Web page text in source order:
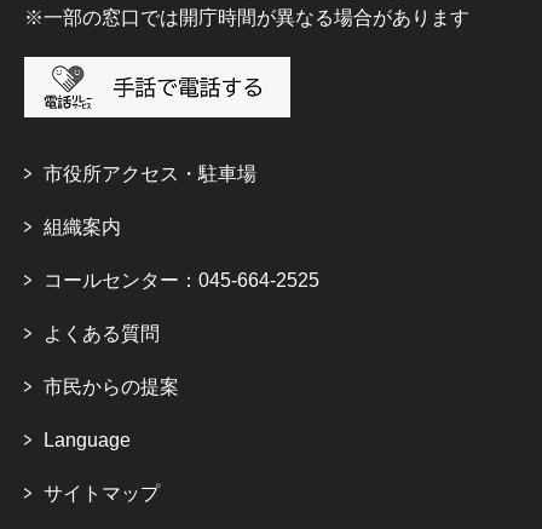
※一部の窓口では開庁時間が異なる場合があります
市役所アクセス・駐車場
組織案内
コールセンター：045-664-2525
よくある質問
市民からの提案
Language
サイトマップ